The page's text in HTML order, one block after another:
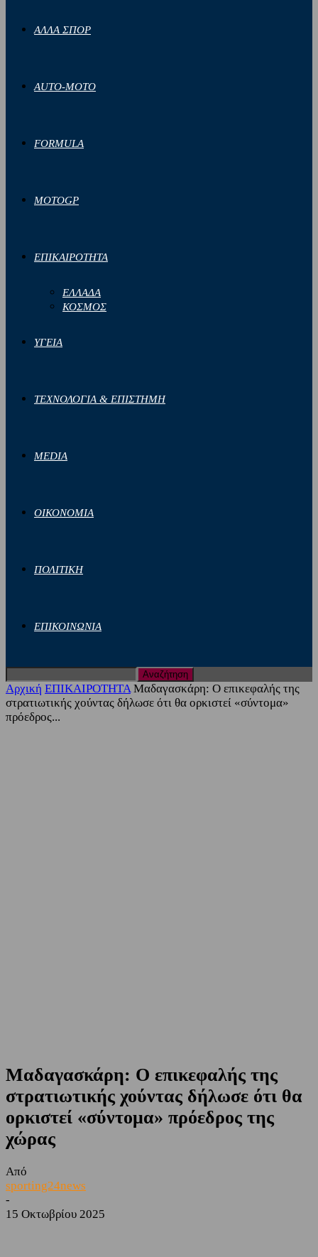
ΑΛΛΑ ΣΠΟΡ
AUTO-MOTO
FORMULA
MOTOGP
ΕΠΙΚΑΙΡΟΤΗΤΑ
ΕΛΛΑΔΑ
ΚΟΣΜΟΣ
ΥΓΕΙΑ
ΤΕΧΝΟΛΟΓΙΑ & ΕΠΙΣΤΗΜΗ
MEDIA
ΟΙΚΟΝΟΜΙΑ
ΠΟΛΙΤΙΚΗ
ΕΠΙΚΟΙΝΩΝΙΑ
Αρχική ΕΠΙΚΑΙΡΟΤΗΤΑ Μαδαγασκάρη: Ο επικεφαλής της
στρατιωτικής χούντας δήλωσε ότι θα ορκιστεί «σύντομα»
πρόεδρος...
Μαδαγασκάρη: Ο επικεφαλής της
στρατιωτικής χούντας δήλωσε ότι θα
ορκιστεί «σύντομα» πρόεδρος της
χώρας
Από
sporting24news
-
15 Οκτωβρίου 2025